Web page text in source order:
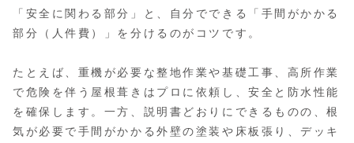
「安全に関わる部分」と、自分でできる「手間がかかる
部分（人件費）」を分けるのがコツです。
たとえば、重機が必要な整地作業や基礎工事、高所作業
で危険を伴う屋根葺きはプロに依頼し、安全と防水性能
を確保します。一方、説明書どおりにできるものの、根
気が必要で手間がかかる外壁の塗装や床板張り、デッキ